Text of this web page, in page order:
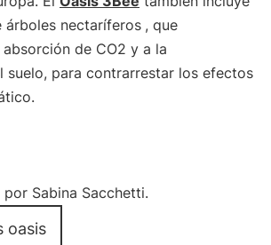
árboles nectaríferos , que
de CO2 y a la
suelo, para contrarrestar los efectos
Sabina Sacchetti.
oasis